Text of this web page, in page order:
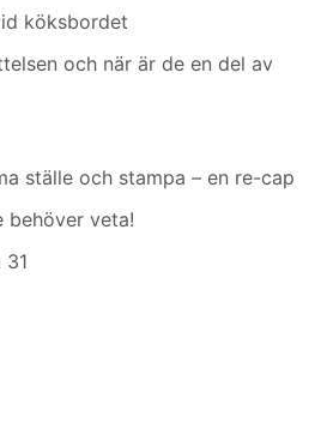
köksbordet
och när är de en del av
ställe och stampa – en re-cap
behöver veta!
31